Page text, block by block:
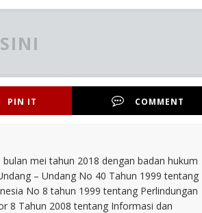
PIN IT COMMENT
mei tahun 2018 dengan badan hukum
– Undang No 40 Tahun 1999 tentang
No 8 tahun 1999 tentang Perlindungan
8 Tahun 2008 tentang Informasi dan